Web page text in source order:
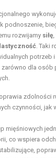
podnoszenie,
rozwijamy siłę,
. Taki
potrzeb
dla osób
zdolności
czynności,
mięśniowych
co wspiera